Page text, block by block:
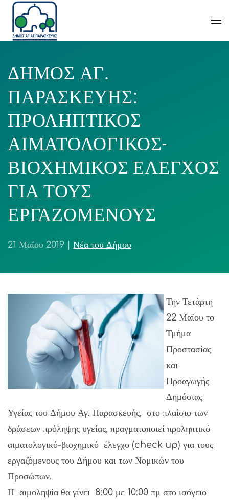
ΔΗΜΟΣ ΑΓ.
ΠΑΡΑΣΚΕΥΗΣ:
ΠΡΟΛΗΠΤΙΚΟΣ
ΑΙΜΑΤΟΛΟΓΙΚΟΣ-
ΒΙΟΧΗΜΙΚΟΣ ΕΛΕΓΧΟΣ
ΓΙΑ ΤΟΥΣ
ΕΡΓΑΖΟΜΕΝΟΥΣ
21 Μαΐου 2019 Νέα του Δήμου
Την Τετάρτη
22 Μαΐου το
Τμήμα
Προστασίας
και
Προαγωγής
Δημόσιας
Υγείας του Δήμου Αγ. Παρασκευής, στο πλαίσιο των
δράσεων πρόληψης υγείας, πραγματοποιεί προληπτικό
αιματολογικό-βιοχημικό έλεγχο (check up) για τους
εργαζόμενους του Δήμου και των Νομικών του
Προσώπων.
Η αιμοληψία θα γίνει 8:00 με 10:00 πμ στο ισόγειο